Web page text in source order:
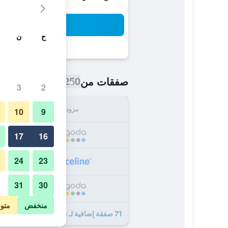
صفقات من250 ﷼
مزود
71 صفقة إضافية لـ فندق كا بلوس كا فينيكس
ح ن
2
3
9
10
16
17
23
24
30
31
منخفض